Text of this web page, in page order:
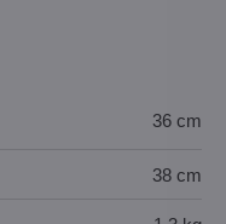
36 cm
38 cm